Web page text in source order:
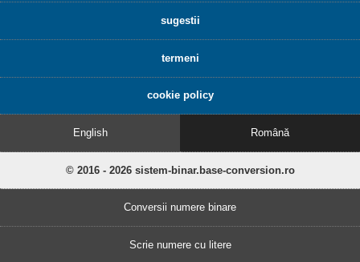
sugestii
termeni
cookie policy
English Română
© 2016 - 2026 sistem-binar.base-conversion.ro
Conversii numere binare
Scrie numere cu litere